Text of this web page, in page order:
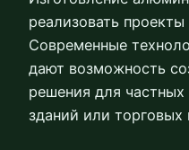
реализовать
Современные
дают возможность
решения для
зданий или торговых